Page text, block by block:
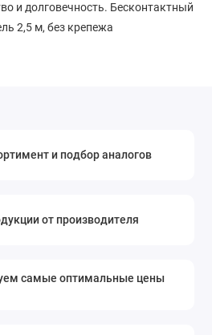
и долговечность. Бесконтактный
2,5 м, без крепежа
и подбор аналогов
от производителя
самые оптимальные цены